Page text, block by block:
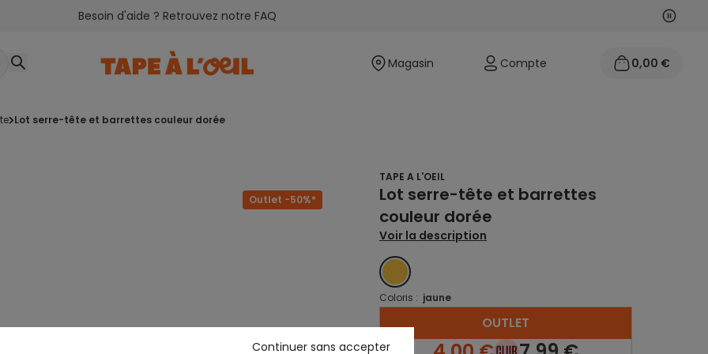
Besoin d'aide ? Retrouvez notre FAQ
Magasin Compte 0,00 €
lot serre-tête et barrettes couleur dorée
Outlet -50%*
TAPE A L'OEIL
Lot serre-tête et barrettes
couleur dorée
Voir la description
JAUNE
Coloris : jaune
OUTLET
Continuer sans accepter